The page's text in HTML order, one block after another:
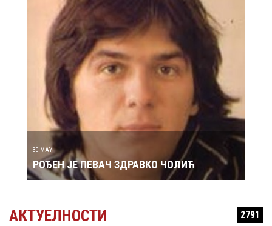
30 MAY
РОЂЕН ЈЕ ПЕВАЧ ЗДРАВКО ЧОЛИЋ
АКТУЕЛНОСТИ 2791